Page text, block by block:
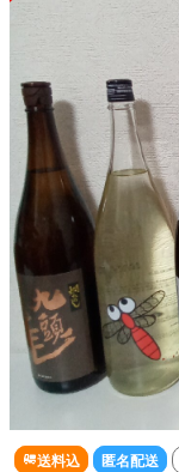
送料込 匿名配送